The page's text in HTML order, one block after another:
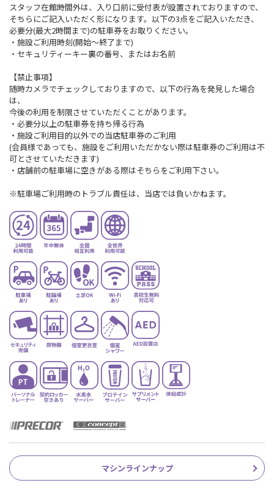
スタッフ在館時間外は、入り口前に受付表が設置されておりますので、
そちらにご記入いただく形になります。以下の3点をご記入いただき、
必要分(最大2時間まで)の駐車券をお取りください。
・施設ご利用時刻(開始～終了まで)
・セキュリティーキー裏の番号、またはお名前
【禁止事項】
随時カメラでチェックしておりますので、以下の行為を発見した場合
は、
今後の利用を制限させていただくことがあります。
・必要分以上の駐車券を持ち帰る行為
・施設ご利用目的以外での当店駐車券のご利用
(会員様であっても、施設をご利用いただかない際は駐車券のご利用は不
可とさせていただきます)
・店舗前の駐車場に空きがある際はそちらをご利用下さい。
※駐車場ご利用時のトラブル責任は、当店では負いかねます。
マシンラインナップ